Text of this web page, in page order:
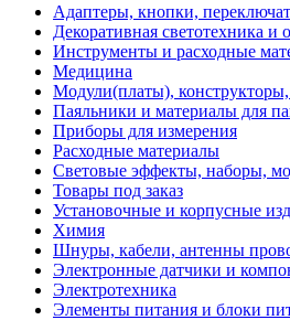
Адаптеры, кнопки,
Декоративная светотехника и
Инструменты и расходные
Медицина
Модули(платы), конструкторы,
Паяльники и материалы для
Приборы для измерения
Расходные материалы
Световые эффекты, наборы,
Товары под заказ
Установочные и корпусные
Химия
Шнуры, кабели, антенны
Электронные датчики и
Электротехника
Элементы питания и блоки